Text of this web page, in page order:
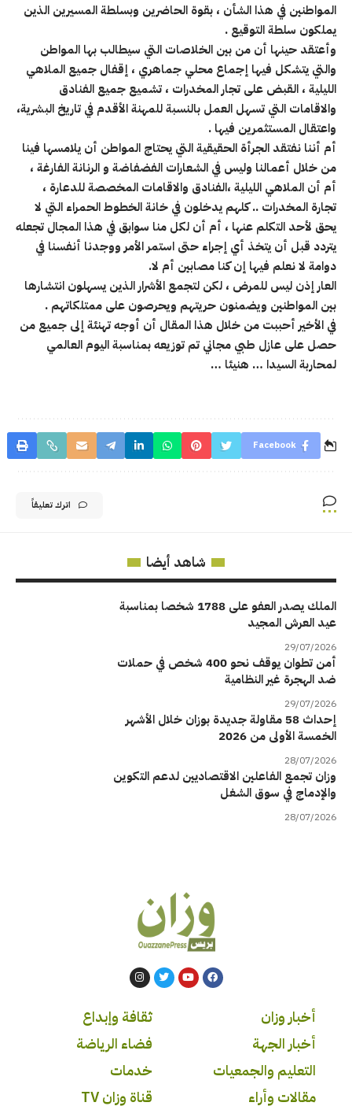
المواطنين في هذا الشأن ، بقوة الحاضرين وبسلطة المسيرين الذين
يملكون سلطة التوقيع .
وأعتقد حينها أن من بين الخلاصات التي سيطالب بها المواطن
والتي يتشكل فيها إجماع محلي جماهري ، إقفال جميع الملاهي
الليلية ، القبض على تجار المخدرات ، تشميع جميع الفنادق
والاقامات التي تسهل العمل بالنسبة للمهنة الأقدم في تاريخ البشرية،
واعتقال المستثمرين فيها .
أم أننا نفتقد الجرأة الحقيقية التي يحتاج المواطن أن يلامسها فينا
من خلال أعمالنا وليس في الشعارات الفضفاضة و الرنانة الفارغة ،
أم أن الملاهي الليلية ،الفنادق والاقامات المخصصة للدعارة ،
تجارة المخدرات .. كلهم يدخلون في خانة الخطوط الحمراء التي لا
يحق لأحد التكلم عنها ، أم أن لكل منا سوابق في هذا المجال تجعله
يتردد قبل أن يتخذ أي إجراء حتى استمر الأمر ووجدنا أنفسنا في
دوامة لا نعلم فيها إن كنا مصابين أم لا.
العار إذن ليس للمرض ، لكن لتجمع الأشرار الذين يسهلون انتشارها
بين المواطنين ويضمنون حريتهم ويحرصون على ممتلكاتهم .
في الأخير أحببت من خلال هذا المقال أن أوجه تهنئة إلى جميع من
حصل على عازل طبي مجاني تم توزيعه بمناسبة اليوم العالمي
لمحاربة السيدا … هنيئا …
Facebook
اترك تعليقاً
شاهد أيضا
الملك يصدر العفو على 1788 شخصا بمناسبة
عيد العرش المجيد
29/07/2026
أمن تطوان يوقف نحو 400 شخص في حملات
ضد الهجرة غير النظامية
29/07/2026
إحداث 58 مقاولة جديدة بوزان خلال الأشهر
الخمسة الأولى من 2026
28/07/2026
وزان تجمع الفاعلين الاقتصاديين لدعم التكوين
والإدماج في سوق الشغل
28/07/2026
أخبار وزان
أخبار الجهة
التعليم والجمعيات
مقالات وأراء
ثقافة وإبداع
فضاء الرياضة
خدمات
قناة وزان TV